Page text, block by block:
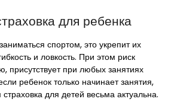
для ребенка
спортом, это укрепит их
и ловкость. При этом риск
присутствует при любых занятиях
ребенок только начинает занятия,
для детей весьма актуальна.